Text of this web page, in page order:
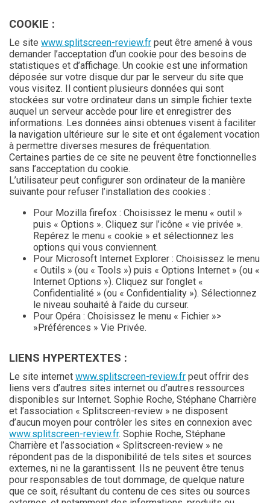
COOKIE :
Le site www.splitscreen-review.fr peut être amené à vous
demander l’acceptation d’un cookie pour des besoins de
statistiques et d’affichage. Un cookie est une information
déposée sur votre disque dur par le serveur du site que
vous visitez. Il contient plusieurs données qui sont
stockées sur votre ordinateur dans un simple fichier texte
auquel un serveur accède pour lire et enregistrer des
informations. Les données ainsi obtenues visent à faciliter
la navigation ultérieure sur le site et ont également vocation
à permettre diverses mesures de fréquentation.
Certaines parties de ce site ne peuvent être fonctionnelles
sans l’acceptation du cookie.
L’utilisateur peut configurer son ordinateur de la manière
suivante pour refuser l’installation des cookies :
Pour Mozilla firefox : Choisissez le menu « outil »
puis « Options ». Cliquez sur l’icône « vie privée ».
Repérez le menu « cookie » et sélectionnez les
options qui vous conviennent.
Pour Microsoft Internet Explorer : Choisissez le menu
« Outils » (ou « Tools ») puis « Options Internet » (ou «
Internet Options »). Cliquez sur l’onglet «
Confidentialité » (ou « Confidentiality »). Sélectionnez
le niveau souhaité à l’aide du curseur.
Pour Opéra : Choisissez le menu « Fichier »>
»Préférences » Vie Privée.
LIENS HYPERTEXTES :
Le site internet www.splitscreen-review.fr peut offrir des
liens vers d’autres sites internet ou d’autres ressources
disponibles sur Internet. Sophie Roche, Stéphane Charrière
et l’association « Splitscreen-review » ne disposent
d’aucun moyen pour contrôler les sites en connexion avec
www.splitscreen-review.fr. Sophie Roche, Stéphane
Charrière et l’association « Splitscreen-review » ne
répondent pas de la disponibilité de tels sites et sources
externes, ni ne la garantissent. Ils ne peuvent être tenus
pour responsables de tout dommage, de quelque nature
que ce soit, résultant du contenu de ces sites ou sources